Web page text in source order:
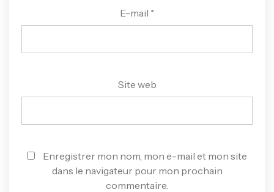
E-mail *
Site web
Enregistrer mon nom, mon e-mail et mon site
dans le navigateur pour mon prochain
commentaire.